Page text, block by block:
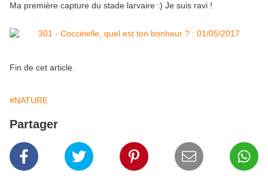
Ma première capture du stade larvaire :) Je suis ravi !
Fin de cet article.
#NATURE
Partager